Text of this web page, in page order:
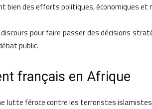
bien des efforts politiques, économiques et
pour faire passer des décisions
public.
français en Afrique
lutte féroce contre les terroristes